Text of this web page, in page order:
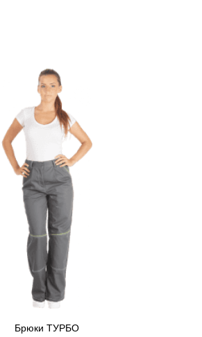
Брюки ТУРБО